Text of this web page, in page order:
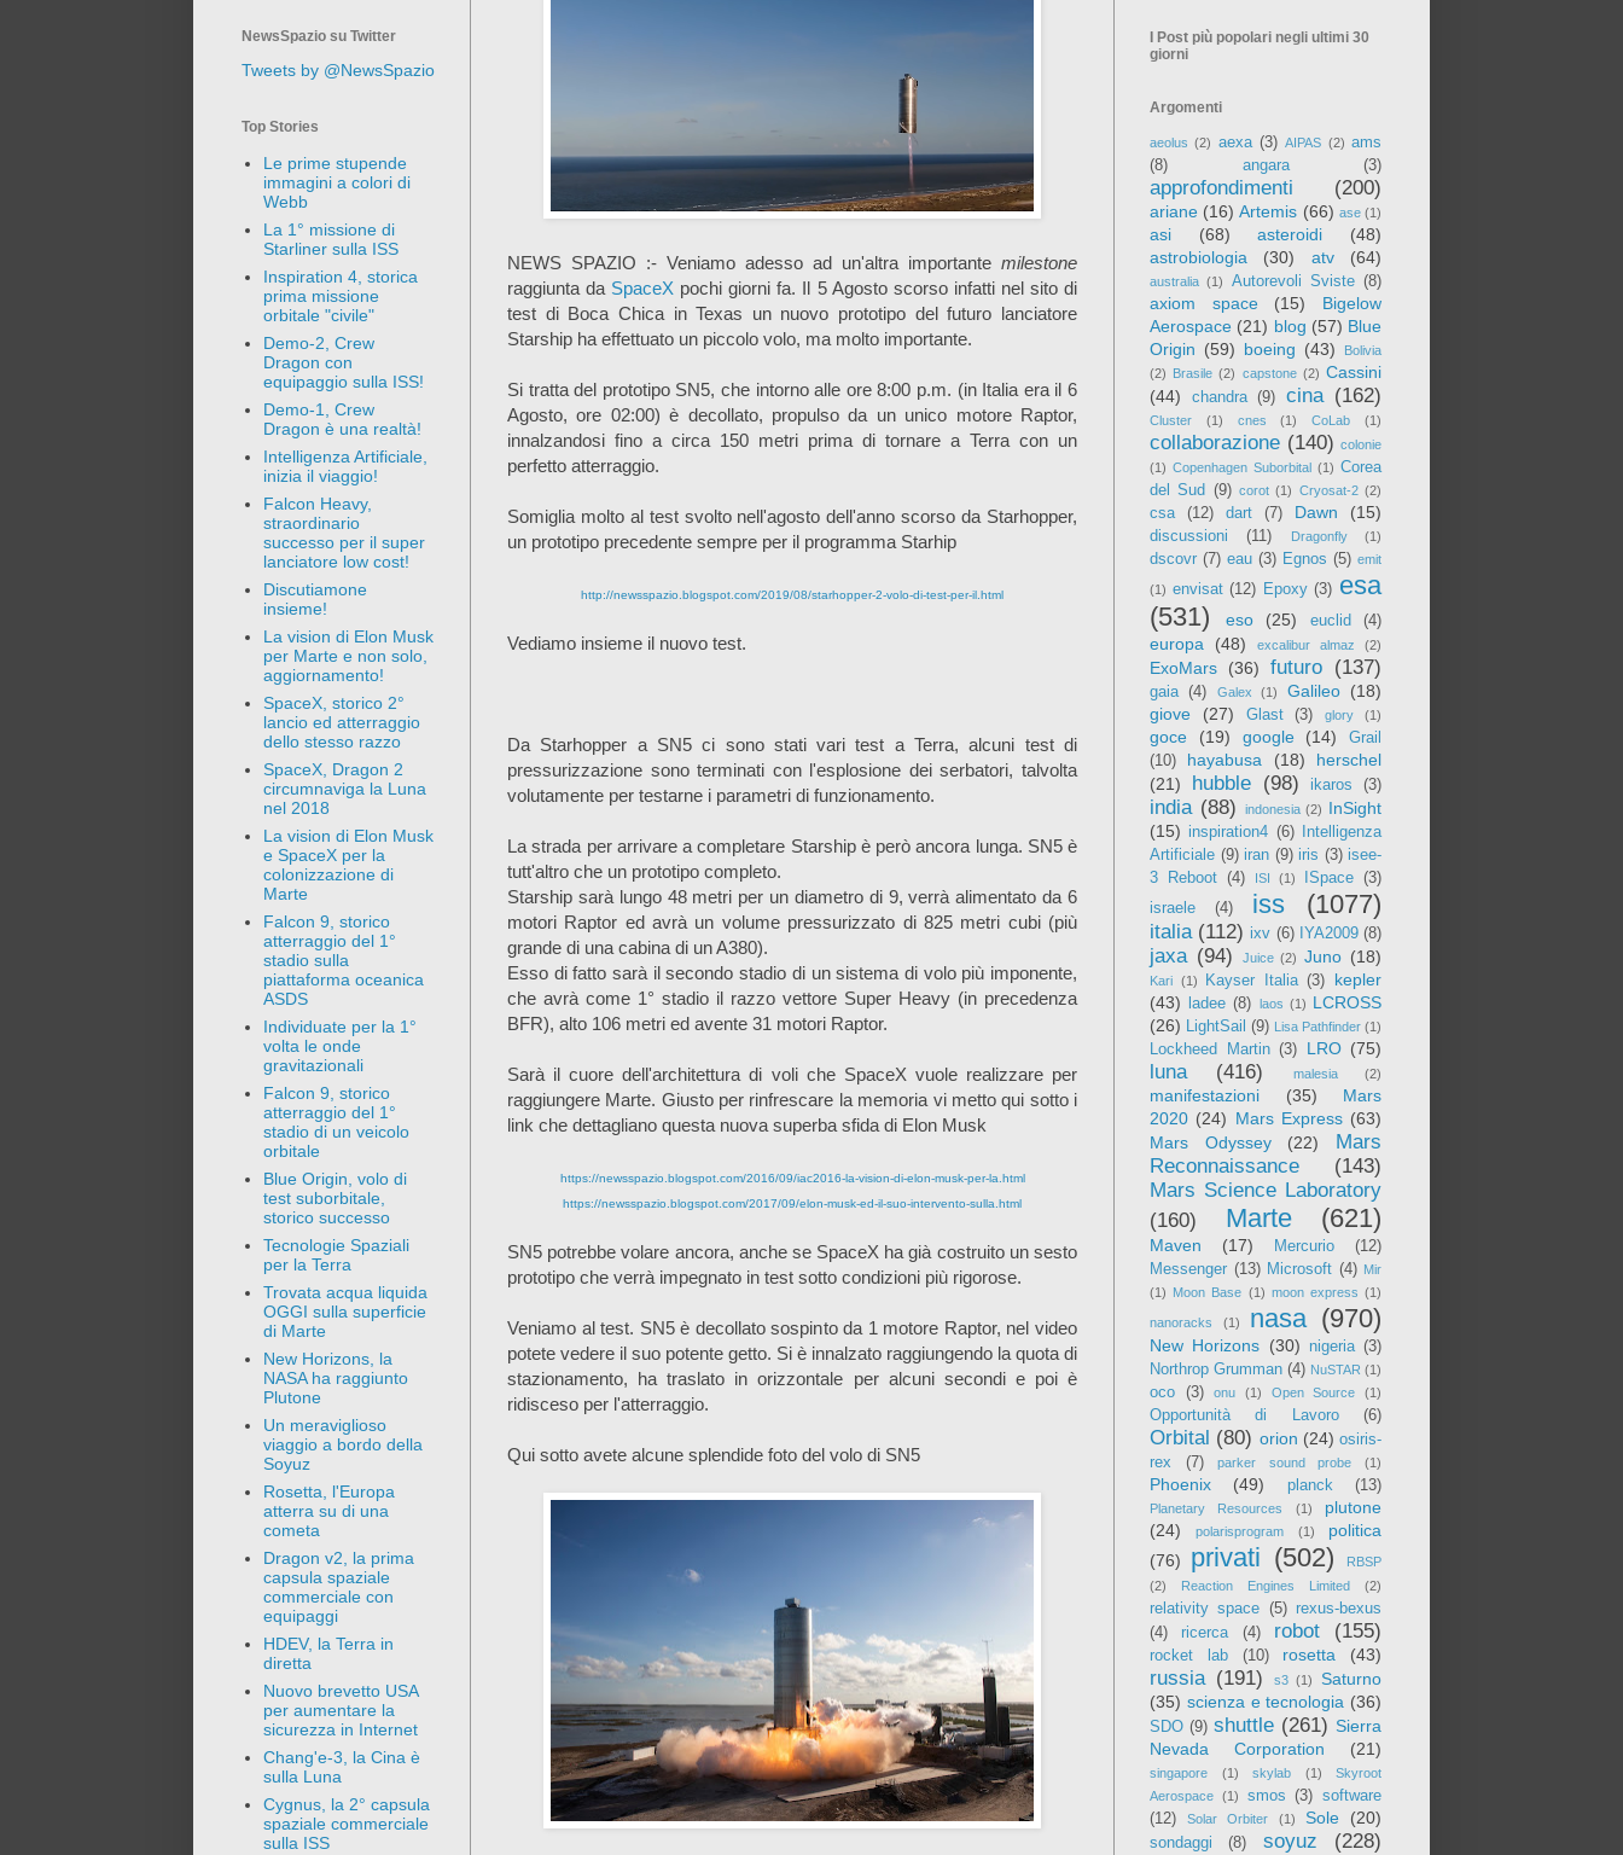
NEWS SPAZIO :- Veniamo adesso ad un'altra importante milestone
raggiunta da SpaceX pochi giorni fa. Il 5 Agosto scorso infatti nel sito di
test di Boca Chica in Texas un nuovo prototipo del futuro lanciatore
Starship ha effettuato un piccolo volo, ma molto importante.
Si tratta del prototipo SN5, che intorno alle ore 8:00 p.m. (in Italia era il 6
Agosto, ore 02:00) è decollato, propulso da un unico motore Raptor,
innalzandosi fino a circa 150 metri prima di tornare a Terra con un
perfetto atterraggio.
Somiglia molto al test svolto nell'agosto dell'anno scorso da Starhopper,
un prototipo precedente sempre per il programma Starhip
http://newsspazio.blogspot.com/2019/08/starhopper-2-volo-di-test-per-il.html
Vediamo insieme il nuovo test.
Da Starhopper a SN5 ci sono stati vari test a Terra, alcuni test di
pressurizzazione sono terminati con l'esplosione dei serbatori, talvolta
volutamente per testarne i parametri di funzionamento.
La strada per arrivare a completare Starship è però ancora lunga. SN5 è
tutt'altro che un prototipo completo.
Starship sarà lungo 48 metri per un diametro di 9, verrà alimentato da 6
motori Raptor ed avrà un volume pressurizzato di 825 metri cubi (più
grande di una cabina di un A380).
Esso di fatto sarà il secondo stadio di un sistema di volo più imponente,
che avrà come 1° stadio il razzo vettore Super Heavy (in precedenza
BFR), alto 106 metri ed avente 31 motori Raptor.
Sarà il cuore dell'architettura di voli che SpaceX vuole realizzare per
raggiungere Marte. Giusto per rinfrescare la memoria vi metto qui sotto i
link che dettagliano questa nuova superba sfida di Elon Musk
https://newsspazio.blogspot.com/2016/09/iac2016-la-vision-di-elon-musk-per-la.html
https://newsspazio.blogspot.com/2017/09/elon-musk-ed-il-suo-intervento-sulla.html
SN5 potrebbe volare ancora, anche se SpaceX ha già costruito un sesto
prototipo che verrà impegnato in test sotto condizioni più rigorose.
Veniamo al test. SN5 è decollato sospinto da 1 motore Raptor, nel video
potete vedere il suo potente getto. Si è innalzato raggiungendo la quota di
stazionamento, ha traslato in orizzontale per alcuni secondi e poi è
ridisceso per l'atterraggio.
Qui sotto avete alcune splendide foto del volo di SN5
NewsSpazio su Twitter
Tweets by @NewsSpazio
Top Stories
Le prime stupende
immagini a colori di
Webb
La 1° missione di
Starliner sulla ISS
Inspiration 4, storica
prima missione
orbitale "civile"
Demo-2, Crew
Dragon con
equipaggio sulla ISS!
Demo-1, Crew
Dragon è una realtà!
Intelligenza Artificiale,
inizia il viaggio!
Falcon Heavy,
straordinario
successo per il super
lanciatore low cost!
Discutiamone
insieme!
La vision di Elon Musk
per Marte e non solo,
aggiornamento!
SpaceX, storico 2°
lancio ed atterraggio
dello stesso razzo
SpaceX, Dragon 2
circumnaviga la Luna
nel 2018
La vision di Elon Musk
e SpaceX per la
colonizzazione di
Marte
Falcon 9, storico
atterraggio del 1°
stadio sulla
piattaforma oceanica
ASDS
Individuate per la 1°
volta le onde
gravitazionali
Falcon 9, storico
atterraggio del 1°
stadio di un veicolo
orbitale
Blue Origin, volo di
test suborbitale,
storico successo
Tecnologie Spaziali
per la Terra
Trovata acqua liquida
OGGI sulla superficie
di Marte
New Horizons, la
NASA ha raggiunto
Plutone
Un meraviglioso
viaggio a bordo della
Soyuz
Rosetta, l'Europa
atterra su di una
cometa
Dragon v2, la prima
capsula spaziale
commerciale con
equipaggi
HDEV, la Terra in
diretta
Nuovo brevetto USA
per aumentare la
sicurezza in Internet
Chang'e-3, la Cina è
sulla Luna
Cygnus, la 2° capsula
spaziale commerciale
sulla ISS
I Post più popolari negli ultimi 30
giorni
Argomenti
aeolus (2) aexa (3) AIPAS (2) ams
(8)
angara (3)
approfondimenti (200)
ariane (16) Artemis (66) ase (1)
asi (68) asteroidi
(48)
astrobiologia
(30) atv (64)
australia (1) Autorevoli Sviste (8)
axiom space (15)
Bigelow
Aerospace (21) blog (57) Blue
Origin (59) boeing (43)
Bolivia
(2) Brasile (2) capstone (2) Cassini
(44)
chandra (9) cina (162)
Cluster (1) cnes (1) CoLab (1)
collaborazione (140) colonie
(1) Copenhagen Suborbital (1) Corea
del Sud (9) corot (1) Cryosat-2 (2)
csa (12) dart (7) Dawn (15)
discussioni (11) Dragonfly (1)
dscovr (7) eau (3) Egnos (5) emit
(1) envisat (12) Epoxy (3) esa
(531)
eso (25) euclid (4)
europa (48) excalibur almaz (2)
ExoMars (36) futuro (137)
gaia (4) Galex (1) Galileo (18)
giove
(27) Glast (3) glory (1)
goce (19) google (14)
Grail
(10)
hayabusa (18)
herschel
(21)
hubble (98) ikaros (3)
india (88) indonesia (2) InSight
(15) inspiration4 (6)
Intelligenza
Artificiale (9) iran (9) iris (3) isee-
3 Reboot (4) ISI (1) ISpace (3)
israele
(4) iss (1077)
italia (112) ixv (6) IYA2009 (8)
jaxa (94) Juice (2) Juno (18)
Kari (1) Kayser Italia (3)
kepler
(43)
ladee (8) laos (1) LCROSS
(26)
LightSail (9) Lisa Pathfinder (1)
Lockheed Martin (3) LRO (75)
luna (416) malesia (2)
manifestazioni (35)
Mars
2020 (24) Mars Express (63)
Mars Odyssey
(22)
Mars
Reconnaissance
(143)
Mars Science Laboratory
(160)
Marte (621)
Maven (17) Mercurio
(12)
Messenger (13) Microsoft (4) Mir
(1) Moon Base (1) moon express (1)
nanoracks (1) nasa (970)
New Horizons (30) nigeria (3)
Northrop Grumman (4) NuSTAR (1)
oco (3) onu (1) Open Source (1)
Opportunità di Lavoro (6)
Orbital (80) orion (24) osiris-
rex
(7) parker sound probe (1)
Phoenix (49) planck (13)
Planetary Resources (1)
plutone
(24)
polarisprogram (1)
politica
(76)
privati (502)
RBSP
(2)
Reaction Engines Limited (2)
relativity space (5) rexus-bexus
(4)
ricerca (4) robot (155)
rocket lab (10) rosetta (43)
russia (191) s3 (1)
Saturno
(35) scienza e tecnologia (36)
SDO (9) shuttle (261) Sierra
Nevada Corporation
(21)
singapore (1) skylab (1)
Skyroot
Aerospace (1) smos (3) software
(12)
Solar Orbiter (1) Sole (20)
sondaggi (8) soyuz (228)